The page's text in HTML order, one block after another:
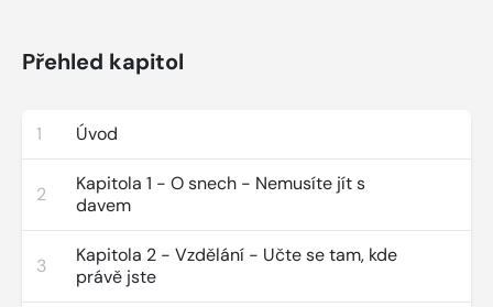
Přehled kapitol
1 Úvod
2
Kapitola 1 - O snech - Nemusíte jít s
davem
3
Kapitola 2 - Vzdělání - Učte se tam, kde
právě jste